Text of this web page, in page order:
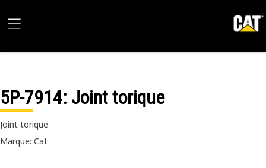
5P-7914: Joint torique
Joint torique
Marque: Cat